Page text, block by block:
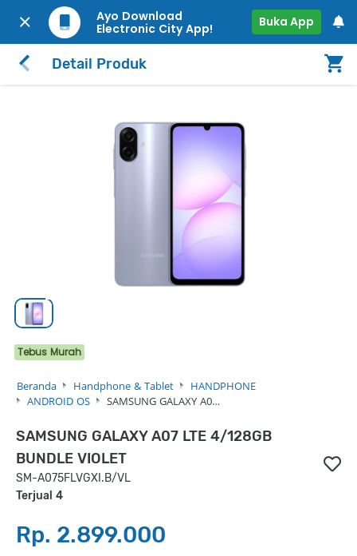
Ayo Download
Electronic City App!
Buka App
Detail Produk
Beranda Handphone & Tablet
HANDPHONE
ANDROID OS
SAMSUNG GALAXY A0…
Tebus Murah
SAMSUNG GALAXY A07 LTE 4/128GB
BUNDLE VIOLET
SM-A075FLVGXI.B/VL
Terjual 4
Rp. 2.899.000